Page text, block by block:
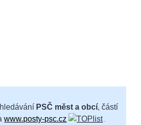
PSČ měst a obcí, částí
www.posty-psc.cz